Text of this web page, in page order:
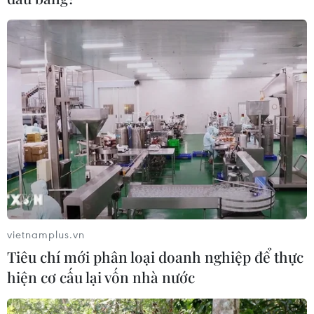
vietnamplus.vn
Tiêu chí mới phân loại doanh nghiệp để thực
hiện cơ cấu lại vốn nhà nước